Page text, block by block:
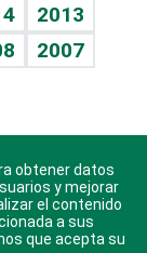
2013
2007
iOS y
obtener datos
y mejorar
el contenido
a sus
que acepta su